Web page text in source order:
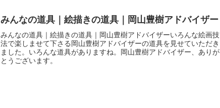
みんなの道具｜絵描きの道具｜岡山豊樹アドバイザー
みんなの道具｜絵描きの道具｜岡山豊樹アドバイザーいろんな絵画技
法で楽しませて下さる岡山豊樹アドバイザーの道具を見せていただき
ました。いろんな道具がありますね。岡山豊樹アドバイザー、ありが
とうございます。